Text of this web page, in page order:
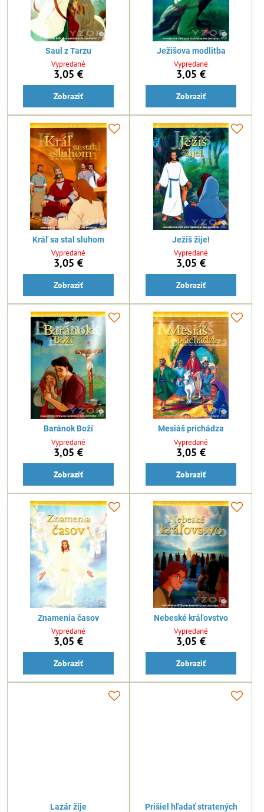
Saul z Tarzu
Vypredané
3,05 €
Zobraziť
Ježišova modlitba
Vypredané
3,05 €
Zobraziť
Kráľ sa stal sluhom
Vypredané
3,05 €
Zobraziť
Ježiš žije!
Vypredané
3,05 €
Zobraziť
Baránok Boží
Vypredané
3,05 €
Zobraziť
Mesiáš prichádza
Vypredané
3,05 €
Zobraziť
Znamenia časov
Vypredané
3,05 €
Zobraziť
Nebeské kráľovstvo
Vypredané
3,05 €
Zobraziť
Lazár žije Prišiel hľadať stratených